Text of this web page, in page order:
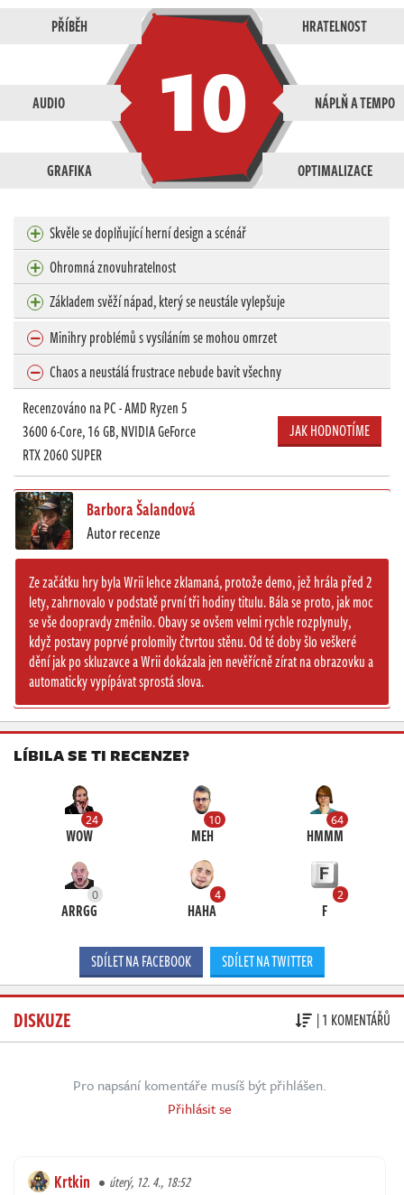
10
PŘÍBĚH HRATELNOST
NÁPLŇ A TEMPO
OPTIMALIZACE
GRAFIKA
AUDIO
Skvěle se doplňující herní design a scénář
Ohromná znovuhratelnost
Základem svěží nápad, který se neustále vylepšuje
Minihry problémů s vysíláním se mohou omrzet
Chaos a neustálá frustrace nebude bavit všechny
Recenzováno na PC - AMD Ryzen 5
3600 6-Core, 16 GB, NVIDIA GeForce
RTX 2060 SUPER
JAK HODNOTÍME
Barbora Šalandová
Autor recenze
Ze začátku hry byla Wrii lehce zklamaná, protože demo, jež hrála před 2
lety, zahrnovalo v podstatě první tři hodiny titulu. Bála se proto, jak moc
se vše doopravdy změnilo. Obavy se ovšem velmi rychle rozplynuly,
když postavy poprvé prolomily čtvrtou stěnu. Od té doby šlo veškeré
dění jak po skluzavce a Wrii dokázala jen nevěřícně zírat na obrazovku a
automaticky vypípávat sprostá slova.
LÍBILA SE TI RECENZE?
24
WOW
10
MEH
64
HMMM
0
ARRGG
4
HAHA
2
F
SDÍLET NA FACEBOOK SDÍLET NA TWITTER
DISKUZE | 1 KOMENTÁŘŮ
Pro napsání komentáře musíš být přihlášen.
Přihlásit se
Krtkin úterý, 12. 4., 18:52